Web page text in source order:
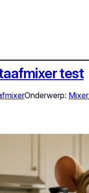
test
Onderwerp: Mixer,